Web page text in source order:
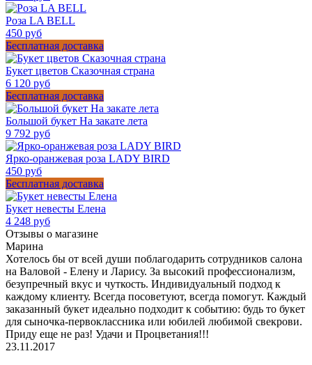
Роза LA BELL
450 руб
Бесплатная доставка
Букет цветов Сказочная страна
6 120 руб
Бесплатная доставка
Большой букет На закате лета
9 792 руб
Ярко-оранжевая роза LADY BIRD
450 руб
Бесплатная доставка
Букет невесты Елена
4 248 руб
Отзывы о магазине
Марина
Хотелось бы от всей души поблагодарить сотрудников салона
на Валовой - Елену и Ларису. За высокий профессионализм,
безупречный вкус и чуткость. Индивидуальный подход к
каждому клиенту. Всегда посоветуют, всегда помогут. Каждый
заказанный букет идеально подходит к событию: будь то букет
для сыночка-первоклассника или юбилей любимой свекрови.
Приду еще не раз! Удачи и Процветания!!!
23.11.2017